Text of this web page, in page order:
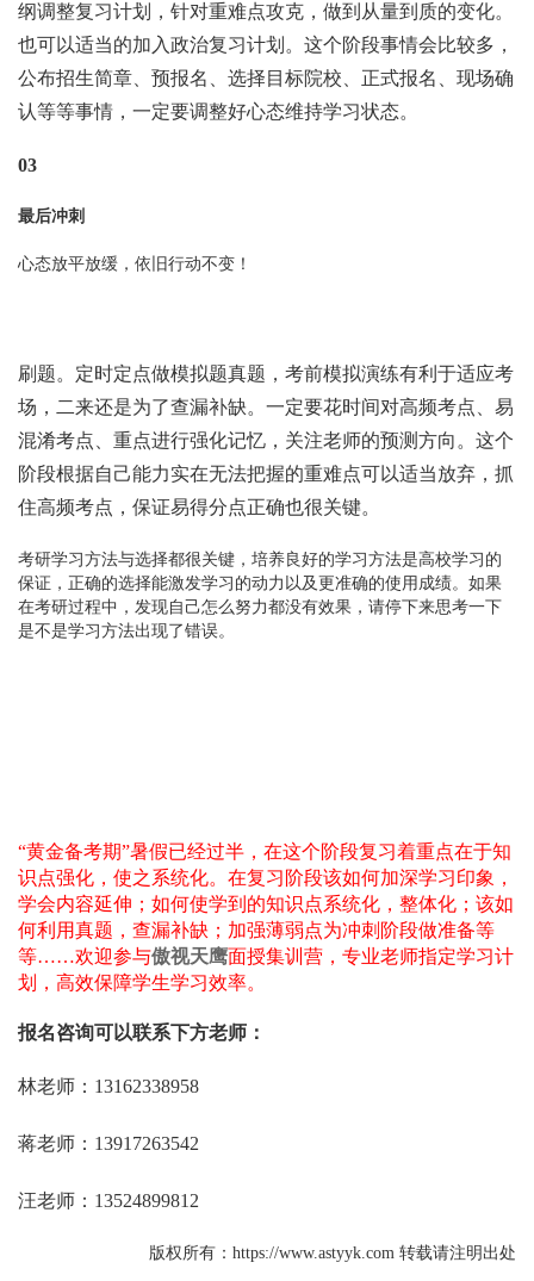
纲调整复习计划，针对重难点攻克，做到从量到质的变化。
也可以适当的加入政治复习计划。这个阶段事情会比较多，
公布招生简章、预报名、选择目标院校、正式报名、现场确
认等等事情，一定要调整好心态维持学习状态。
03
最后冲刺
心态放平放缓，依旧行动不变！
刷题。定时定点做模拟题真题，考前模拟演练有利于适应考
场，二来还是为了查漏补缺。一定要花时间对高频考点、易
混淆考点、重点进行强化记忆，关注老师的预测方向。这个
阶段根据自己能力实在无法把握的重难点可以适当放弃，抓
住高频考点，保证易得分点正确也很关键。
考研学习方法与选择都很关键，培养良好的学习方法是高校学习的
保证，正确的选择能激发学习的动力以及更准确的使用成绩。如果
在考研过程中，发现自己怎么努力都没有效果，请停下来思考一下
是不是学习方法出现了错误。
“黄金备考期”暑假已经过半，在这个阶段复习着重点在于知
识点强化，使之系统化。在复习阶段该如何加深学习印象，
学会内容延伸；如何使学到的知识点系统化，整体化；该如
何利用真题，查漏补缺；加强薄弱点为冲刺阶段做准备等
等……欢迎参与傲视天鹰面授集训营，专业老师指定学习计
划，高效保障学生学习效率。
报名咨询可以联系下方老师：
林老师：13162338958
蒋老师：13917263542
汪老师：13524899812
版权所有：https://www.astyyk.com 转载请注明出处